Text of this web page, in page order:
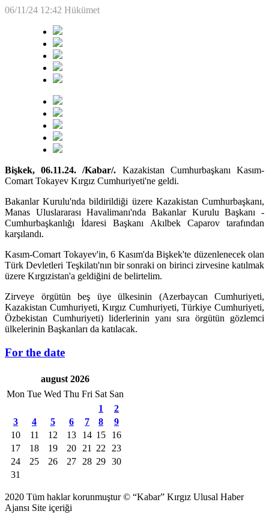
06/11/24 12:42 Hükümet
Bişkek, 06.11.24. /Kabar/. Kazakistan Cumhurbaşkanı Kasım-
Comart Tokayev Kırgız Cumhuriyeti'ne geldi.
Bakanlar Kurulu'nda bildirildiği üzere Kazakistan Cumhurbaşkanı,
Manas Uluslararası Havalimanı'nda Bakanlar Kurulu Başkanı -
Cumhurbaşkanlığı İdaresi Başkanı Akılbek Caparov tarafından
karşılandı.
Kasım-Comart Tokayev'in, 6 Kasım'da Bişkek'te düzenlenecek olan
Türk Devletleri Teşkilatı'nın bir sonraki on birinci zirvesine katılmak
üzere Kırgızistan'a geldiğini de belirtelim.
Zirveye örgütün beş üye ülkesinin (Azerbaycan Cumhuriyeti,
Kazakistan Cumhuriyeti, Kırgız Cumhuriyeti, Türkiye Cumhuriyeti,
Özbekistan Cumhuriyeti) liderlerinin yanı sıra örgütün gözlemci
ülkelerinin Başkanları da katılacak.
For the date
august 2026
Mon Tue Wed Thu Fri Sat San
1
2
3
4 5 6 7 8
9
10
11 12 13 14 15
16
17
18 19 20 21 22
23
24
25 26 27 28 29 30
31
2020 Tüm haklar korunmuştur © “Kabar” Kırgız Ulusal Haber
Ajansı Site içeriği